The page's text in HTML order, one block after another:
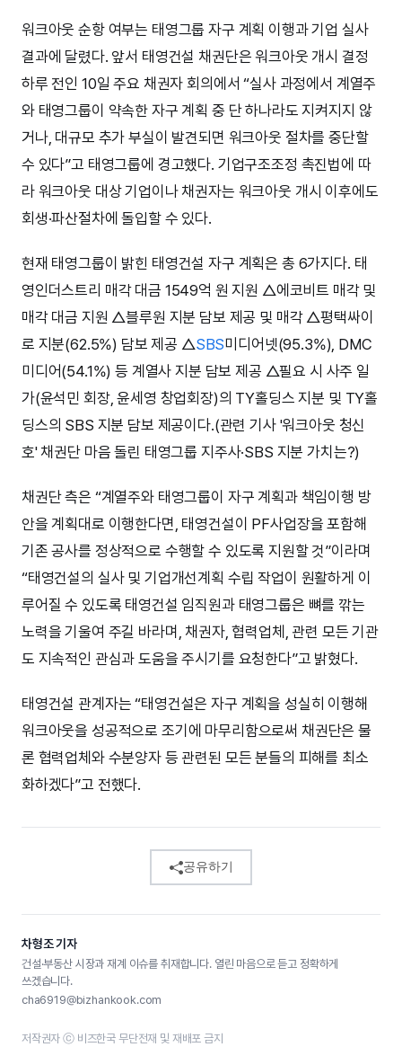
워크아웃 순항 여부는 태영그룹 자구 계획 이행과 기업 실사
결과에 달렸다. 앞서 태영건설 채권단은 워크아웃 개시 결정
하루 전인 10일 주요 채권자 회의에서 “실사 과정에서 계열주
와 태영그룹이 약속한 자구 계획 중 단 하나라도 지켜지지 않
거나, 대규모 추가 부실이 발견되면 워크아웃 절차를 중단할
수 있다”고 태영그룹에 경고했다. 기업구조조정 촉진법에 따
라 워크아웃 대상 기업이나 채권자는 워크아웃 개시 이후에도
회생·파산절차에 돌입할 수 있다.
현재 태영그룹이 밝힌 태영건설 자구 계획은 총 6가지다. 태
영인더스트리 매각 대금 1549억 원 지원 △에코비트 매각 및
매각 대금 지원 △블루원 지분 담보 제공 및 매각 △평택싸이
로 지분(62.5%) 담보 제공 △SBS미디어넷(95.3%), DMC
미디어(54.1%) 등 계열사 지분 담보 제공 △필요 시 사주 일
가(윤석민 회장, 윤세영 창업회장)의 TY홀딩스 지분 및 TY홀
딩스의 SBS 지분 담보 제공이다.(관련 기사 '워크아웃 청신
호' 채권단 마음 돌린 태영그룹 지주사·SBS 지분 가치는?)
채권단 측은 “계열주와 태영그룹이 자구 계획과 책임이행 방
안을 계획대로 이행한다면, 태영건설이 PF사업장을 포함해
기존 공사를 정상적으로 수행할 수 있도록 지원할 것”이라며
“태영건설의 실사 및 기업개선계획 수립 작업이 원활하게 이
루어질 수 있도록 태영건설 임직원과 태영그룹은 뼈를 깎는
노력을 기울여 주길 바라며, 채권자, 협력업체, 관련 모든 기관
도 지속적인 관심과 도움을 주시기를 요청한다”고 밝혔다.
태영건설 관계자는 “태영건설은 자구 계획을 성실히 이행해
워크아웃을 성공적으로 조기에 마무리함으로써 채권단은 물
론 협력업체와 수분양자 등 관련된 모든 분들의 피해를 최소
화하겠다”고 전했다.
공유하기
차형조 기자
건설·부동산 시장과 재계 이슈를 취재합니다. 열린 마음으로 듣고 정확하게
쓰겠습니다.
cha6919@bizhankook.com
저작권자 ⓒ 비즈한국 무단전재 및 재배포 금지